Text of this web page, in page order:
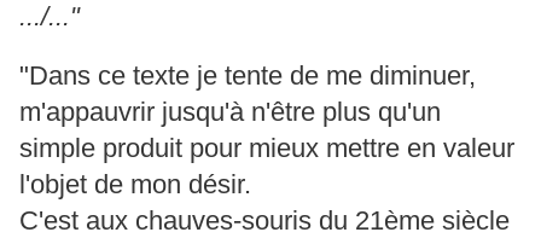
.../..."
"Dans ce texte je tente de me diminuer,
m'appauvrir jusqu'à n'être plus qu'un
simple produit pour mieux mettre en valeur
l'objet de mon désir.
C'est aux chauves-souris du 21ème siècle